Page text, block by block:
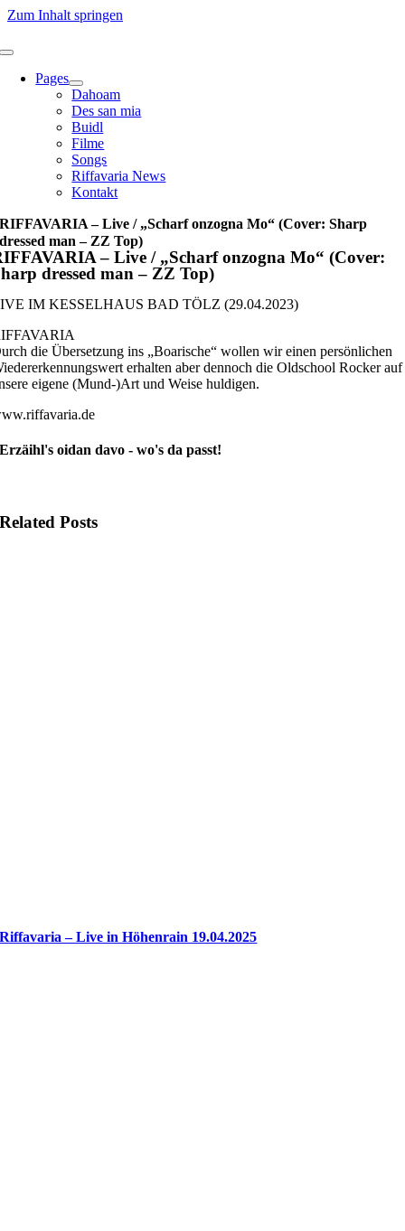
Zum Inhalt springen
Pages
Dahoam
Des san mia
Buidl
Filme
Songs
Riffavaria News
Kontakt
RIFFAVARIA – Live / „Scharf onzogna Mo“ (Cover: Sharp
dressed man – ZZ Top)
– Live / „Scharf onzogna Mo“ (Cover:
dressed man – ZZ Top)
IM KESSELHAUS BAD TÖLZ (29.04.2023)
die Übersetzung ins „Boarische“ wollen wir einen persönlichen
erhalten aber dennoch die Oldschool Rocker auf
eigene (Mund-)Art und Weise huldigen.
Erzäihl's oidan davo - wo's da passt!
Related Posts
Riffavaria – Live in Höhenrain 19.04.2025